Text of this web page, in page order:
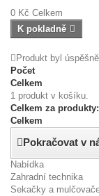
0 Kč Celkem
K pokladně
Produkt byl
Počet
Celkem
1 produkt v košíku.
Celkem za produkty:
Celkem
Pokračovat v
Nabídka
Zahradní technika
Sekačky a